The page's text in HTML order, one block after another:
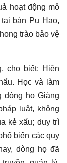
hoạt động mô
bản Pu Hao,
trào bảo vệ
cho biết: Hiện
Học và làm
dòng họ Giàng
luật, không
kẻ xấu; duy trì
biến các quy
dòng họ đã